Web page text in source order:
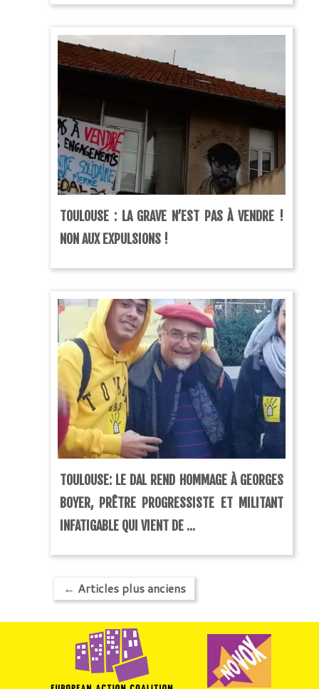
TOULOUSE : LA GRAVE N’EST PAS À VENDRE !
NON AUX EXPULSIONS !
TOULOUSE: LE DAL REND HOMMAGE À GEORGES
BOYER, PRÊTRE PROGRESSISTE ET MILITANT
INFATIGABLE QUI VIENT DE ...
← Articles plus anciens